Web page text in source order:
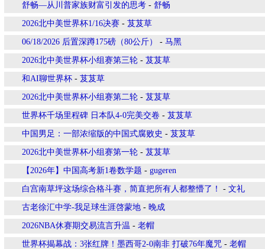
舒畅—从川普家族财富引发的思考 - 舒畅
2026北中美世界杯1/16决赛 - 芨芨草
06/18/2026 后置深蹲175磅（80公斤） - 马黑
2026北中美世界杯小组赛第三轮 - 芨芨草
和AI聊世界杯 - 芨芨草
2026北中美世界杯小组赛第二轮 - 芨芨草
世界杯千场里程碑 日本队4-0完美交卷 - 芨芨草
中国男足：一部浓缩版的中国式腐败史 - 芨芨草
2026北中美世界杯小组赛第一轮 - 芨芨草
【2026年】中国高考新1卷数学题 - gugeren
白宫南草坪这场综合格斗赛，简直把所有人都整懵了！ - 文礼
古老徐汇中学-我足球生涯啓蒙地 - 晚成
2026NBA休赛期交易流言升温 - 老帽
世界杯揭幕战：3张红牌！墨西哥2-0南非 打破76年魔咒 - 老帽